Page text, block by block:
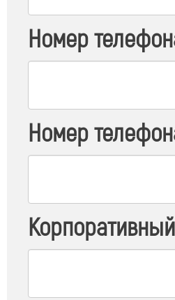
Номер
Номер